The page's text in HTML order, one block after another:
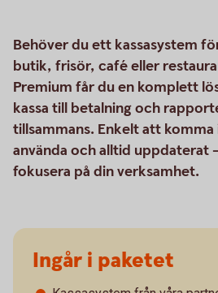
Behöver du ett kassasystem
butik, frisör, café eller
Premium får du en komplett
kassa till betalning och
tillsammans. Enkelt att
använda och alltid uppdaterat
fokusera på din verksamhet.
Ingår i paketet